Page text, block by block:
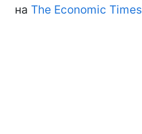
на The Economic Times